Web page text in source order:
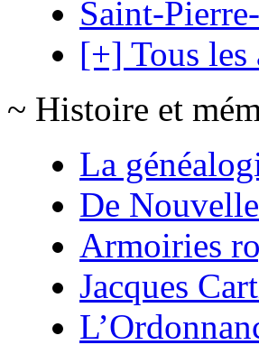
Saint-
[+] Tous les
~ Histoire et
La
De
Armoiries
Jacques